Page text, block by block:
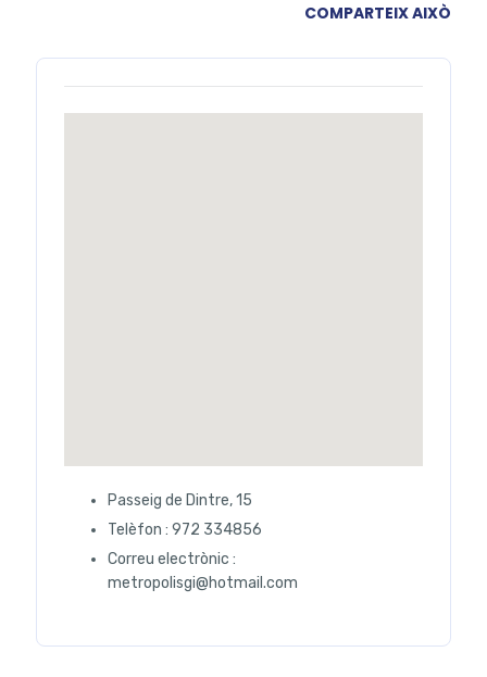
COMPARTEIX AIXÒ
Passeig de Dintre, 15
Telèfon : 972 334856
Correu electrònic :
metropolisgi@hotmail.com